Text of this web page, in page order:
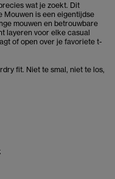
wat je zoekt. Dit
Mouwen is een eigentijdse
mouwen en betrouwbare
layeren voor elke casual
of open over je favoriete t-
fit. Niet te smal, niet te los,